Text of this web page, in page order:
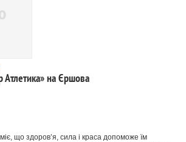
Атлетика» на Єршова
що здоров’я, сила і краса допоможе їм